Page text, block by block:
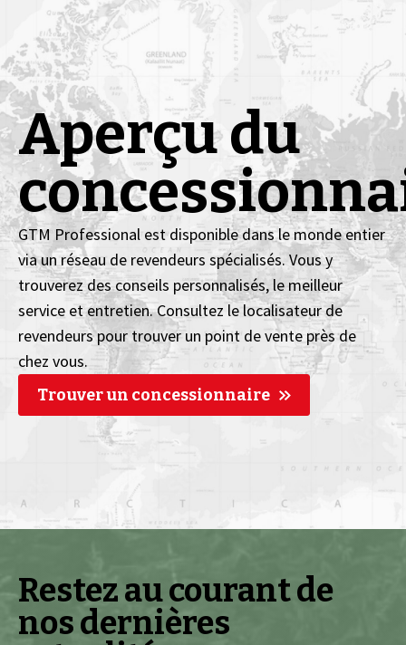
Aperçu du
GTM Professional est disponible dans le monde entier
via un réseau de revendeurs spécialisés. Vous y
trouverez des conseils personnalisés, le meilleur
service et entretien. Consultez le localisateur de
revendeurs pour trouver un point de vente près de
chez vous.
Trouver un concessionnaire
Restez au courant de
nos dernières